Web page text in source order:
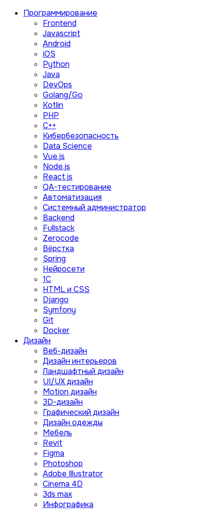
Программирование
Frontend
Javascript
Android
iOS
Python
Java
DevOps
Golang/Go
Kotlin
PHP
C++
Кибербезопасность
Data Science
Vue.js
Node.js
React.js
QA-тестирование
Автоматизация
Системный администратор
Backend
Fullstack
Zerocode
Вёрстка
Spring
Нейросети
1C
HTML и CSS
Django
Symfony
Git
Docker
Дизайн
Веб-дизайн
Дизайн интерьеров
Ландшафтный дизайн
UI/UX дизайн
Motion дизайн
3D-дизайн
Графический дизайн
Дизайн одежды
Мебель
Revit
Figma
Photoshop
Adobe Illustrator
Сinema 4D
3ds max
Инфографика